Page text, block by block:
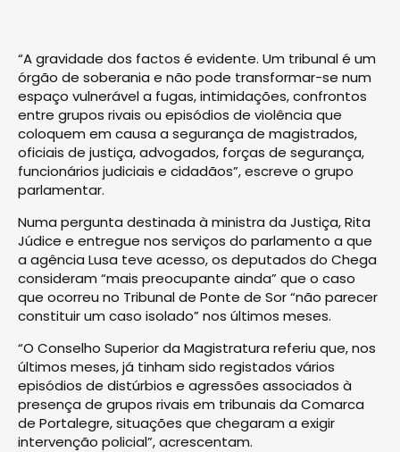
“A gravidade dos factos é evidente. Um tribunal é um
órgão de soberania e não pode transformar-se num
espaço vulnerável a fugas, intimidações, confrontos
entre grupos rivais ou episódios de violência que
coloquem em causa a segurança de magistrados,
oficiais de justiça, advogados, forças de segurança,
funcionários judiciais e cidadãos”, escreve o grupo
parlamentar.
Numa pergunta destinada à ministra da Justiça, Rita
Júdice e entregue nos serviços do parlamento a que
a agência Lusa teve acesso, os deputados do Chega
consideram “mais preocupante ainda” que o caso
que ocorreu no Tribunal de Ponte de Sor “não parecer
constituir um caso isolado” nos últimos meses.
“O Conselho Superior da Magistratura referiu que, nos
últimos meses, já tinham sido registados vários
episódios de distúrbios e agressões associados à
presença de grupos rivais em tribunais da Comarca
de Portalegre, situações que chegaram a exigir
intervenção policial”, acrescentam.